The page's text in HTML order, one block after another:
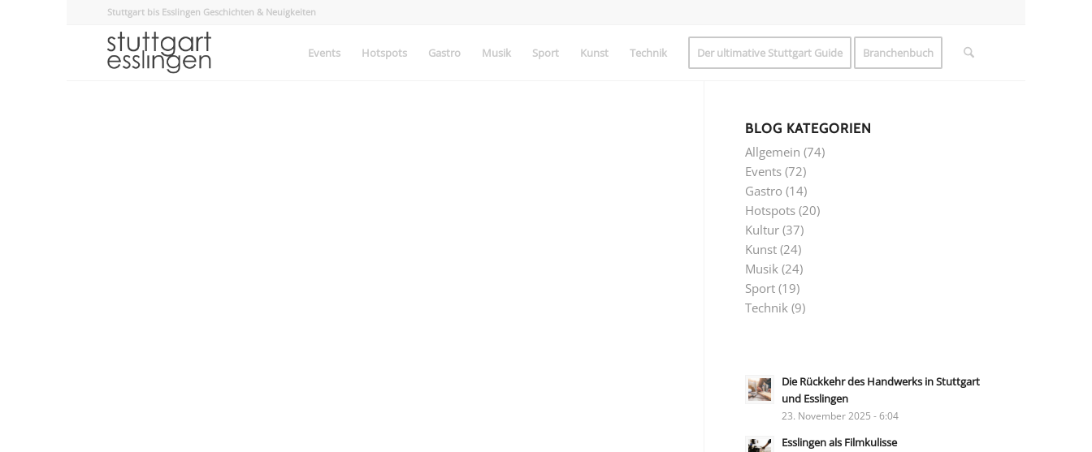
Stuttgart bis Esslingen Geschichten & Neuigkeiten
Events Hotspots Gastro Musik Sport Kunst Technik Der ultimative Stuttgart Guide Branchenbuch
BLOG KATEGORIEN
Allgemein (74)
Events (72)
Gastro (14)
Hotspots (20)
Kultur (37)
Kunst (24)
Musik (24)
Sport (19)
Technik (9)
Die Rückkehr des Handwerks in Stuttgart
und Esslingen
23. November 2025 - 6:04
Esslingen als Filmkulisse